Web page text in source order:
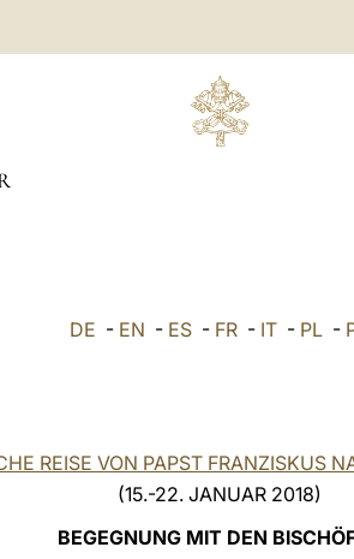
DE - EN - ES - FR - IT - PL -
REISE VON PAPST FRANZISKUS
(15.-22. JANUAR 2018)
BEGEGNUNG MIT DEN